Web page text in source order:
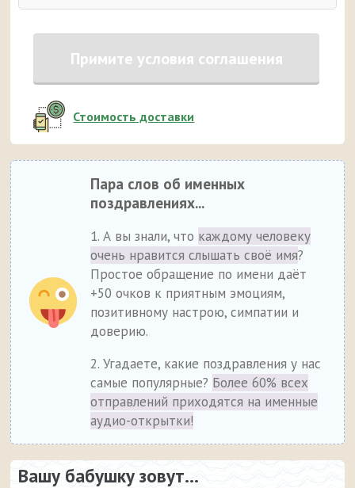
Примите условия соглашения
Стоимость доставки
Пара слов об именных
поздравлениях...
1. А вы знали, что каждому человеку
очень нравится слышать своё имя?
Простое обращение по имени даёт
+50 очков к приятным эмоциям,
позитивному настрою, симпатии и
доверию.
2. Угадаете, какие поздравления у нас
самые популярные? Более 60% всех
отправлений приходятся на именные
аудио-открытки!
Вашу бабушку зовут...